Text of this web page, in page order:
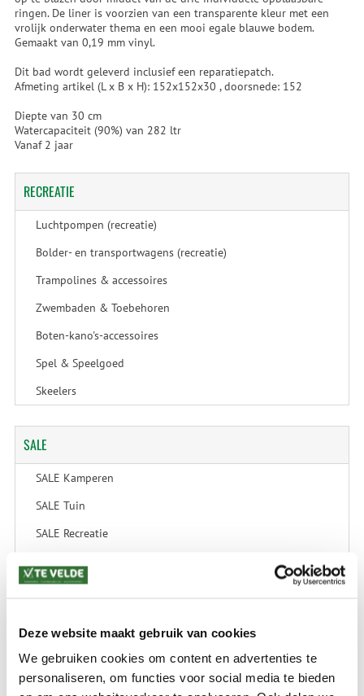
Deze website maakt gebruik van cookies
We gebruiken cookies om content en advertenties te
personaliseren, om functies voor social media te bieden
ringen. De liner is voorzien van een transparente kleur met een
vrolijk onderwater thema en een mooi egale blauwe bodem.
Gemaakt van 0,19 mm vinyl.
Dit bad wordt geleverd inclusief een reparatiepatch.
Afmeting artikel (L x B x H): 152x152x30 , doorsnede: 152
Diepte van 30 cm
Watercapaciteit (90%) van 282 ltr
Vanaf 2 jaar
RECREATIE
Luchtpompen (recreatie)
Bolder- en transportwagens (recreatie)
Trampolines & accessoires
Zwembaden & Toebehoren
Boten-kano's-accessoires
Spel & Speelgoed
Skeelers
SALE
SALE Kamperen
SALE Tuin
SALE Recreatie
SALE Wintersport